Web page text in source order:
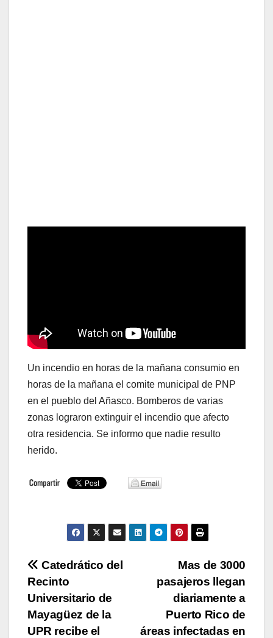
Un incendio en horas de la mañana consumio en
horas de la mañana el comite municipal de PNP
en el pueblo del Añasco. Bomberos de varias
zonas lograron extinguir el incendio que afecto
otra residencia. Se informo que nadie resulto
herido.
Navegación
de
entradas
Mas de 3000
pasajeros llegan
diariamente a
Puerto Rico de
áreas infectadas en
Catedrático del
Recinto
Universitario de
Mayagüez de la
UPR recibe el